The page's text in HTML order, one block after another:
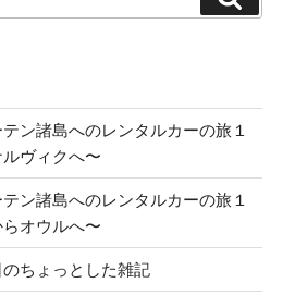
索
ン諸島へのレンタルカーの旅１
ヴィクへ〜
ン諸島へのレンタルカーの旅１
オウルへ〜
ちょっとした雑記